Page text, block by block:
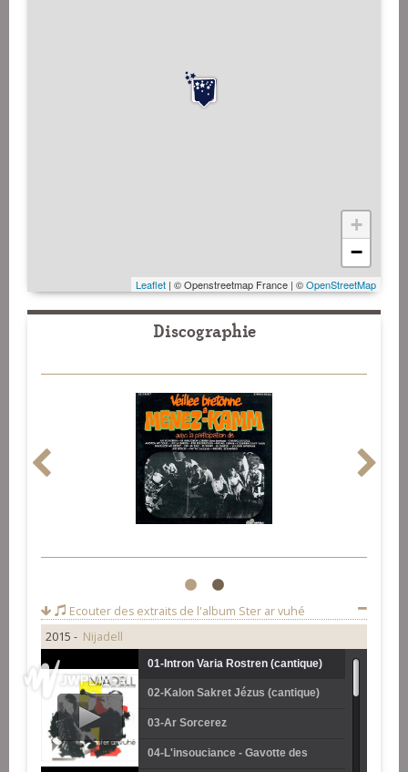
+
−
Leaflet | © Openstreetmap France | ©OpenStreetMap
Discographie
1 2
Ecouter des extraits de l'album Ster ar vuhé
2015 - Nijadell
01-Intron Varia Rostren (cantique)
02-Kalon Sakret Jézus (cantique)
03-Ar Sorcerez
04-L'insouciance - Gavotte des